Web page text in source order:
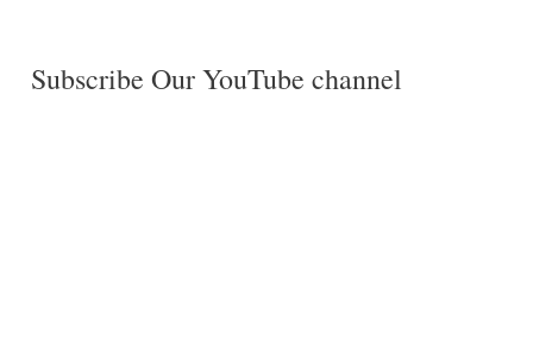
Subscribe Our YouTube channel